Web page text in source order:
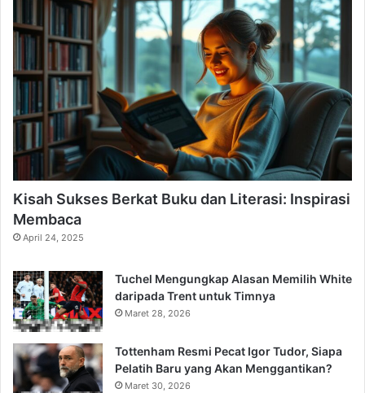
Kisah Sukses Berkat Buku dan Literasi: Inspirasi
Membaca
April 24, 2025
Tuchel Mengungkap Alasan Memilih White
daripada Trent untuk Timnya
Maret 28, 2026
Tottenham Resmi Pecat Igor Tudor, Siapa
Pelatih Baru yang Akan Menggantikan?
Maret 30, 2026